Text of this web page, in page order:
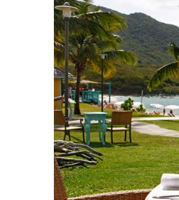
Hit enter to search or ESC